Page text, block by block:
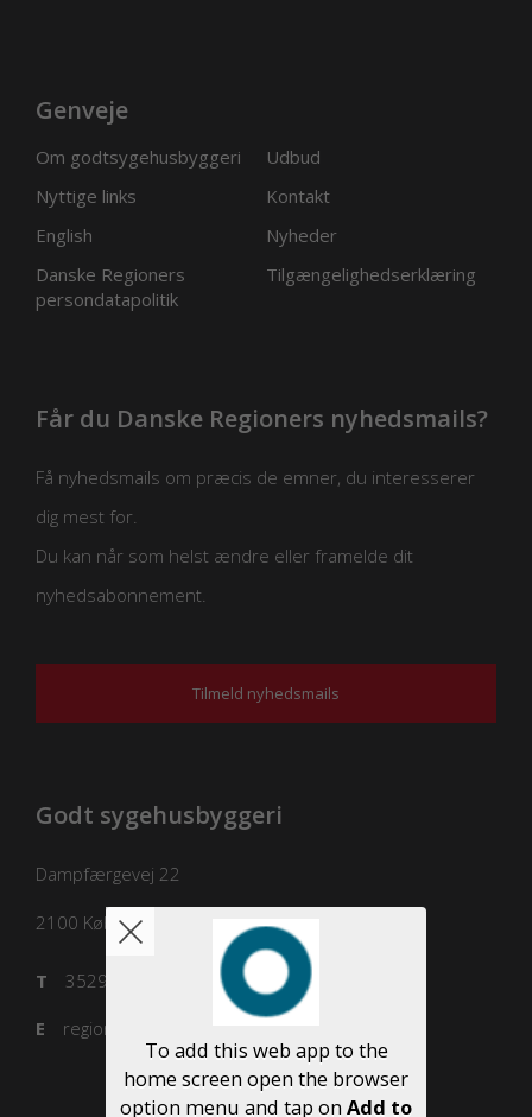
Genveje
Om godtsygehusbyggeri
Udbud
Nyttige links
Kontakt
English
Nyheder
Danske Regioners
persondatapolitik
Tilgængelighedserklæring
Får du Danske Regioners nyhedsmails?
Få nyhedsmails om præcis de emner, du interesserer
dig mest for.
Du kan når som helst ændre eller framelde dit
nyhedsabonnement.
Tilmeld nyhedsmails
Godt sygehusbyggeri
Dampfærgevej 22
2100 København Ø
3529 8100
T
regioner@regioner.dk
E
To add this web app to the
home screen open the browser
option menu and tap on Add to